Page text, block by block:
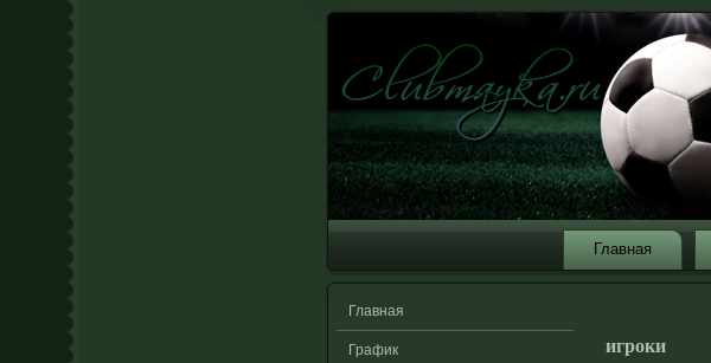
Главная
Главная
График игроки